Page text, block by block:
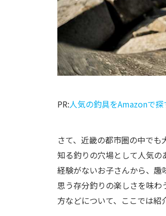
PR:人気の釣具をAmazonで
さて、近畿の都市圏の中で
知る釣りの穴場として人気
経験がないお子さんから、
思う存分釣りの楽しさを味
方などについて、ここでは紹